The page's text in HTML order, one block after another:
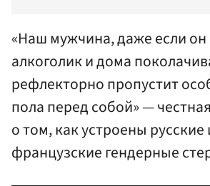
«Наш мужчина, даже если он
алкоголик и дома
рефлекторно пропустит
пола перед собой» —
о том, как устроены русские
французские гендерные